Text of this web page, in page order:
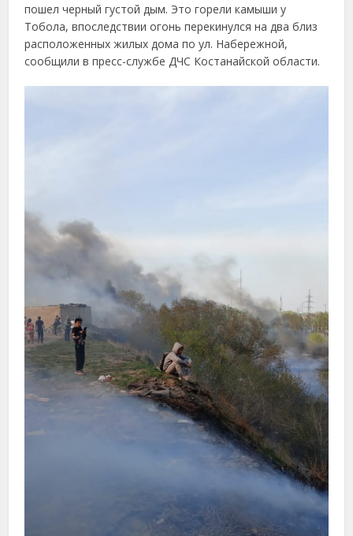
пошел черный густой дым. Это горели камыши у
Тобола, впоследствии огонь перекинулся на два близ
расположенных жилых дома по ул. Набережной,
сообщили в пресс-службе ДЧС Костанайской области.